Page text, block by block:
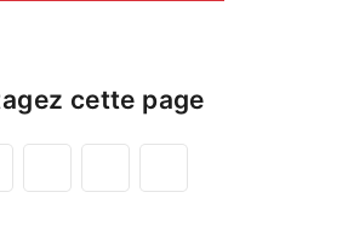
cette page